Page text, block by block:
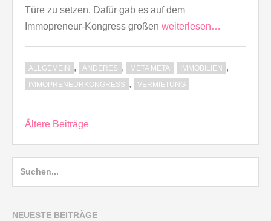
Türe zu setzen. Dafür gab es auf dem
Immopreneur-Kongress großen weiterlesen…
ALLGEMEIN , ANDERES , META META IMMOBILIEN ,
IMMOPRENEURKONGRESS , VERMIETUNG
Beitragsnavigation
Ältere Beiträge
NEUESTE BEITRÄGE